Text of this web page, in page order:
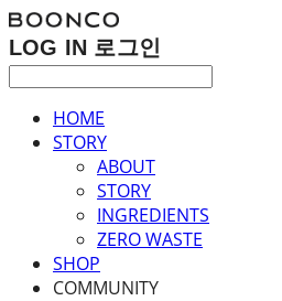
LOG IN 로그인
HOME
STORY
ABOUT
STORY
INGREDIENTS
ZERO WASTE
SHOP
COMMUNITY